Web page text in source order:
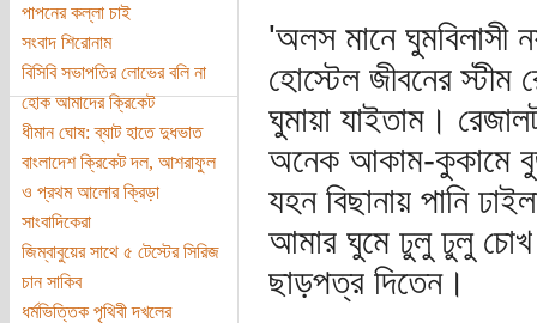
পাপনের কল্লা চাই
সংবাদ শিরোনাম
বিসিবি সভাপতির লোভের বলি না
হোক আমাদের ক্রিকেট
ধীমান ঘোষ: ব্যাট হাতে দুধভাত
বাংলাদেশ ক্রিকেট দল, আশরাফুল
ও প্রথম আলোর ক্রিড়া
সাংবাদিকেরা
জিম্বাবুয়ের সাথে ৫ টেস্টের সিরিজ
চান সাকিব
ধর্মভিত্তিক পৃথিবী দখলের
'অলস মানে ঘুমবিলাসী
হোস্টেল জীবনের স্টীম
ঘুমায়া যাইতাম।
অনেক আকাম-কুকামে
যহন বিছানায় পানি
আমার ঘুমে ঢুলু ঢুলু চোখ
ছাড়পত্র দিতেন।